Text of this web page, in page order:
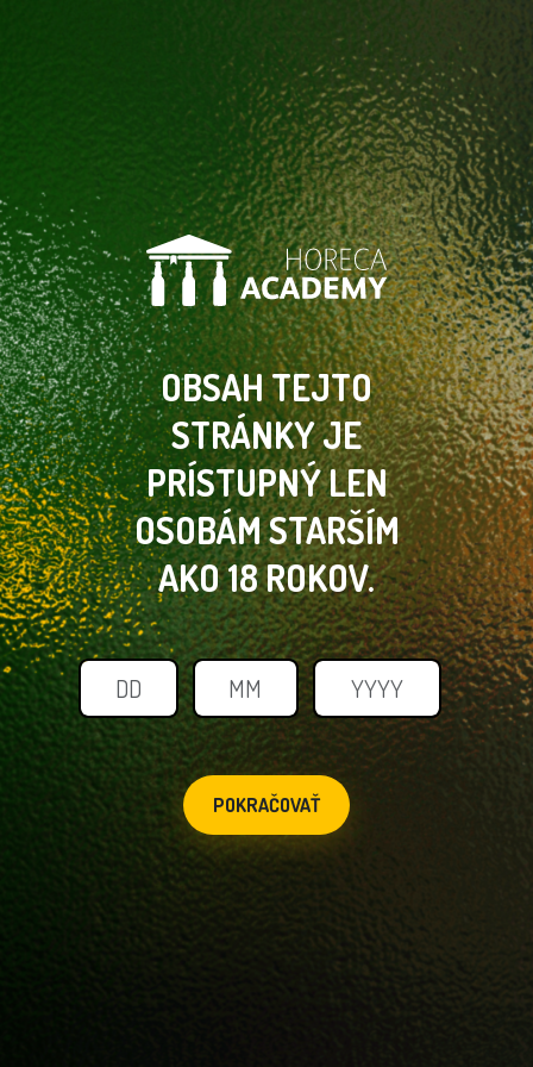
OBSAH TEJTO
STRÁNKYJE
PRÍSTUPNÝ LEN
OSOBÁMSTARŠÍM
AKO 18 ROKOV.
POKRAČOVAŤ